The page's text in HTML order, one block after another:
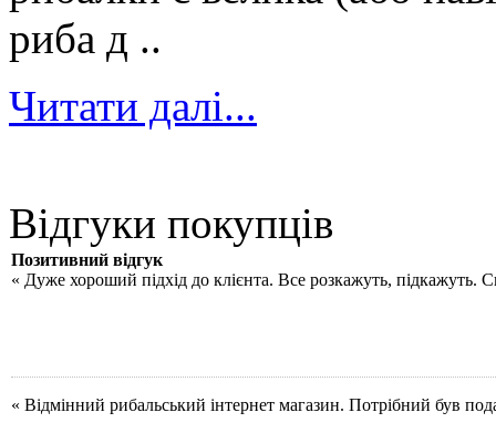
риба д ..
Читати далі...
Відгуки покупців
Позитивний відгук
« Дуже хороший підхід до клієнта. Все розкажуть, підкажуть.
« Відмінний рибальський інтернет магазин. Потрібний був